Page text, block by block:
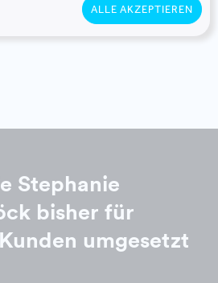
Stephanie
bisher für
umgesetzt
ALLE AKZEPTIEREN